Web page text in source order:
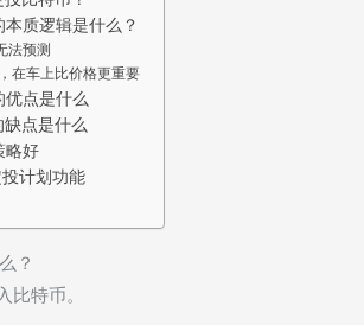
本质逻辑是什么？
法预测
在车上比价格更重要
优点是什么
点是什么
略好
计划功能
？
比特币。